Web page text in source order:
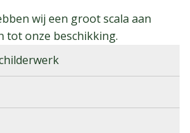
wij een groot scala aan
tot onze beschikking.